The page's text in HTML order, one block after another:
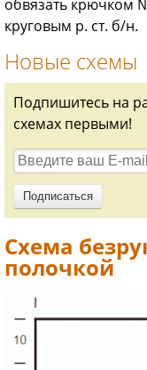
обвязать крючком
круговым р. ст. б/н.
Новые схемы
Подпишитесь на
схемах первыми!
Схема
полочкой